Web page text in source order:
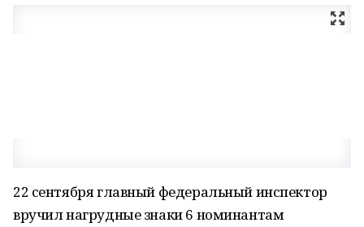
22 сентября главный федеральный инспектор
вручил нагрудные знаки 6 номинантам